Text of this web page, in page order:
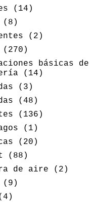
(14)
(8)
(2)
(270)
básicas de
(14)
(3)
(48)
(136)
(1)
(20)
(88)
de aire
(2)
(9)